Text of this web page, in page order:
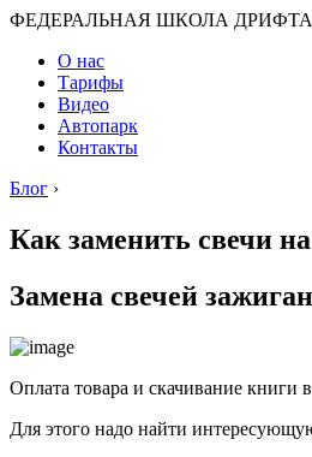
ФЕДЕРАЛЬНАЯ ШКОЛА ДРИФТА
О нас
Тарифы
Видео
Автопарк
Контакты
Блог ›
Как заменить свечи
Замена свечей
Оплата товара и скачивание книги
Для этого надо найти